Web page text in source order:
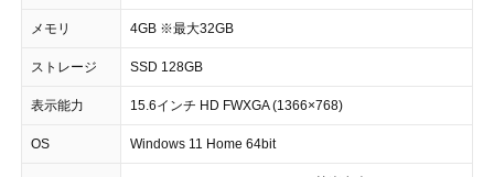
メモリ 4GB ※最大32GB
ストレージ SSD 128GB
表示能力 15.6インチ HD FWXGA (1366×768)
OS Windows 11 Home 64bit